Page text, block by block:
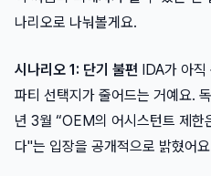
나리오로 나눠볼게요.
시나리오 1: 단기 불편 IDA가 아직
파티 선택지가 줄어드는 거예요.
년 3월 “OEM의 어시스턴트 제한
다"는 입장을 공개적으로 밝혔어